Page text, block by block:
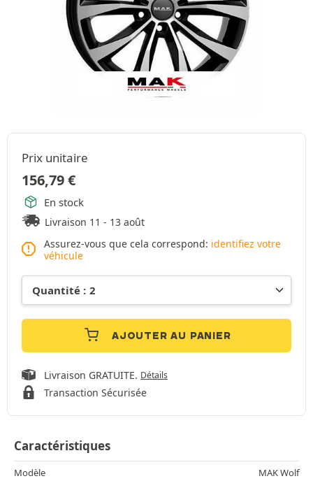
Prix unitaire
156,79€
En stock
Livraison 11 - 13 août
Assurez-vous que cela correspond: identifiez votre
véhicule
AJOUTER AU PANIER
Livraison GRATUITE. Détails
Transaction Sécurisée
Caractéristiques
Modèle
MAK Wolf